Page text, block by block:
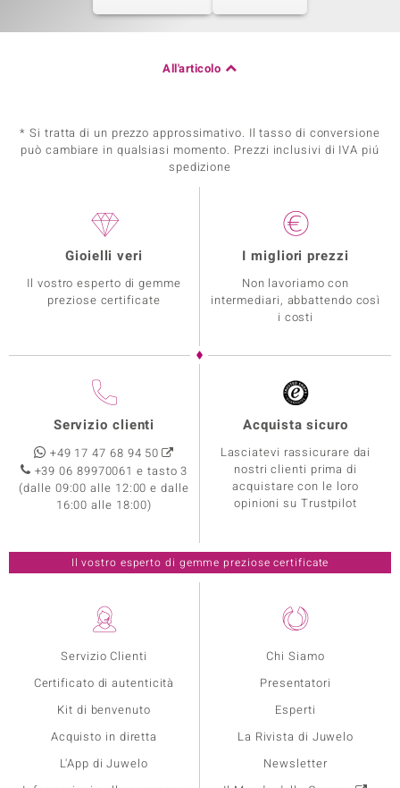
All'articolo
* Si tratta di un prezzo approssimativo. Il tasso di conversione
può cambiare in qualsiasi momento. Prezzi inclusivi di IVA piú
spedizione
Servizio Clienti
Certificato di autenticità
Kit di benvenuto
Acquisto in diretta
L'App di Juwelo
Chi Siamo
Presentatori
Esperti
La Rivista di Juwelo
Newsletter
Gioielli veri
Il vostro esperto di gemme
preziose certificate
I migliori prezzi
Non lavoriamo con
intermediari, abbattendo così
i costi
Servizio clienti
+49 17 47 68 94 50
+39 06 89970061 e tasto 3
(dalle 09:00 alle 12:00 e dalle
16:00 alle 18:00)
Acquista sicuro
Lasciatevi rassicurare dai
nostri clienti prima di
acquistare con le loro
opinioni su Trustpilot
Il vostro esperto di gemme preziose certificate